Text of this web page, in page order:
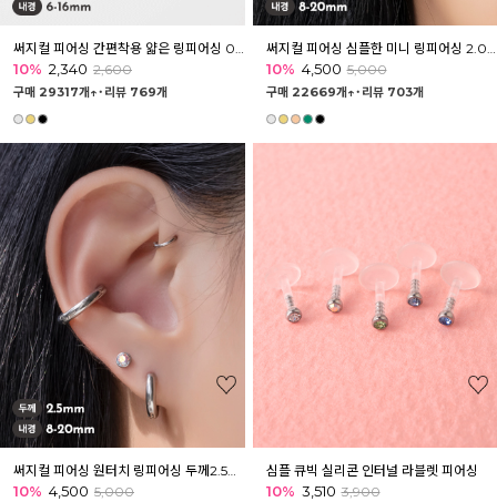
10% 2,340 2,600
구매 29317개↑˙ 리뷰 769개
10% 4,500 5,000
구매 22669개↑˙ 리뷰 703개
써지컬 피어싱 원터치 링피어싱 두께2.5mm
10% 4,500 5,000
심플 큐빅 실리콘 인터널 라블렛 피어싱
10% 3,510 3,900